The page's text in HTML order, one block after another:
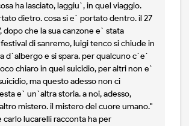
ha lasciato, laggiu`, in quel viaggio.
dietro. cosa si e` portato dentro. il 27
dopo che la sua canzone e` stata
di sanremo, luigi tenco si chiude in
d`albergo e si spara. per qualcuno c`e`
chiaro in quel suicidio, per altri non e`
ma questo adesso non ci
e` un`altra storia. a noi, adesso,
mistero. il mistero del cuore umano."
carlo lucarelli racconta ha per